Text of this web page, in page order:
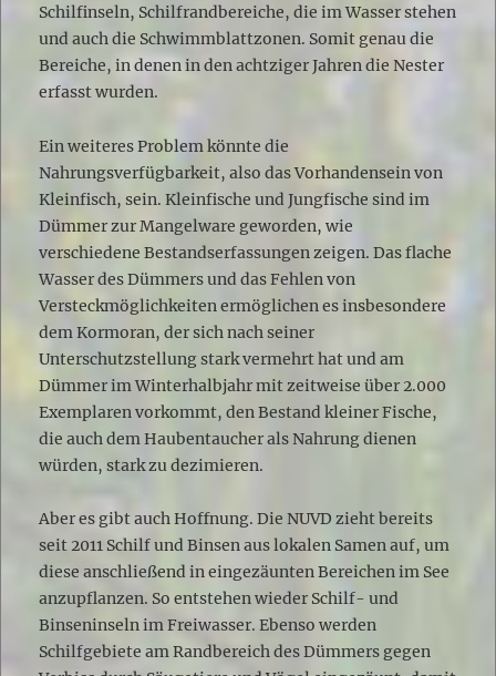
Schilfinseln, Schilfrandbereiche, die im Wasser stehen
und auch die Schwimmblattzonen. Somit genau die
Bereiche, in denen in den achtziger Jahren die Nester
erfasst wurden.
Ein weiteres Problem könnte die
Nahrungsverfügbarkeit, also das Vorhandensein von
Kleinfisch, sein. Kleinfische und Jungfische sind im
Dümmer zur Mangelware geworden, wie
verschiedene Bestandserfassungen zeigen. Das flache
Wasser des Dümmers und das Fehlen von
Versteckmöglichkeiten ermöglichen es insbesondere
dem Kormoran, der sich nach seiner
Unterschutzstellung stark vermehrt hat und am
Dümmer im Winterhalbjahr mit zeitweise über 2.000
Exemplaren vorkommt, den Bestand kleiner Fische,
die auch dem Haubentaucher als Nahrung dienen
würden, stark zu dezimieren.
Aber es gibt auch Hoffnung. Die NUVD zieht bereits
seit 2011 Schilf und Binsen aus lokalen Samen auf, um
diese anschließend in eingezäunten Bereichen im See
anzupflanzen. So entstehen wieder Schilf- und
Binseninseln im Freiwasser. Ebenso werden
Schilfgebiete am Randbereich des Dümmers gegen